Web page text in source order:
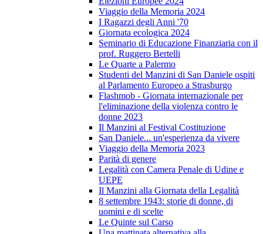
Viaggio della Memoria 2024
I Ragazzi degli Anni '70
Giornata ecologica 2024
Seminario di Educazione Finanziaria con il
prof. Ruggero Bertelli
Le Quarte a Palermo
Studenti del Manzini di San Daniele ospiti
al Parlamento Europeo a Strasburgo
Flashmob - Giornata internazionale per
l'eliminazione della violenza contro le
donne 2023
Il Manzini al Festival Costituzione
San Daniele... un'esperienza da vivere
Viaggio della Memoria 2023
Parità di genere
Legalità con Camera Penale di Udine e
UEPE
Il Manzini alla Giornata della Legalità
8 settembre 1943: storie di donne, di
uomini e di scelte
Le Quinte sul Carso